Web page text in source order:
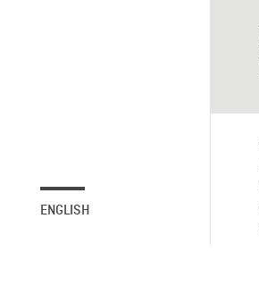
ENGLISH